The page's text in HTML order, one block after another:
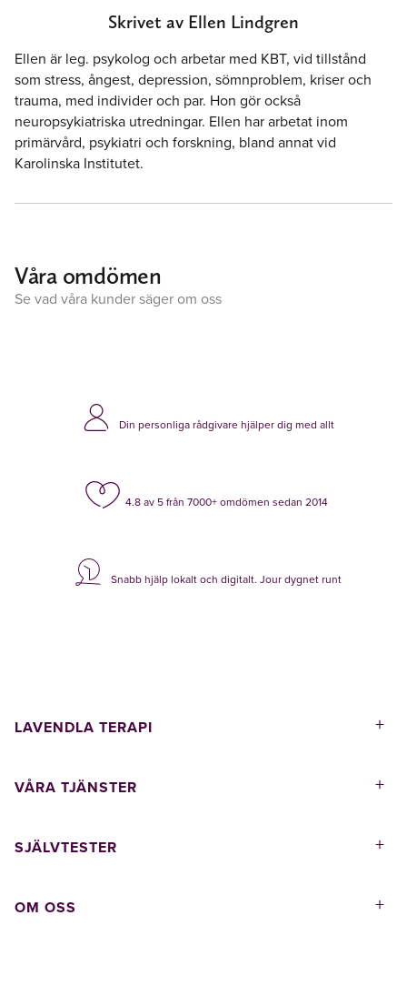
Skrivet av Ellen Lindgren
Ellen är leg. psykolog och arbetar med KBT, vid tillstånd
som stress, ångest, depression, sömnproblem, kriser och
trauma, med individer och par. Hon gör också
neuropsykiatriska utredningar. Ellen har arbetat inom
primärvård, psykiatri och forskning, bland annat vid
Karolinska Institutet.
Våra omdömen
Se vad våra kunder säger om oss
Din personliga rådgivare hjälper dig med allt
4.8 av 5 från 7000+ omdömen sedan 2014
Snabb hjälp lokalt och digitalt. Jour dygnet runt
LAVENDLA TERAPI +
VÅRA TJÄNSTER +
SJÄLVTESTER +
OM OSS +